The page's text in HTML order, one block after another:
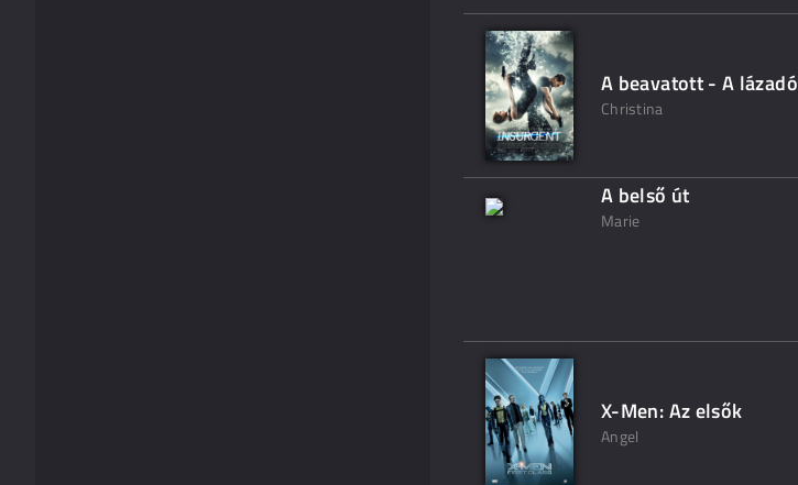
A beavatott - A lázadó
Christina
A belső út
Marie
X-Men: Az elsők
Angel